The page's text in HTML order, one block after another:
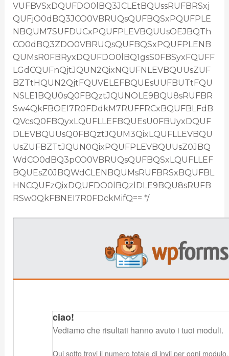
VUFBVSxDQUFDO0lBQ3JCLEtBQUssRUFBRSxj
QUFjO0dBQ3JCO0VBRUQsQUFBQSxPQUFPLE
NBQUM7SUFDUCxPQUFPLEVBQUUsOEJBQTh
CO0dBQ3ZDO0VBRUQsQUFBQSxPQUFPLENB
QUMsR0FBRyxDQUFDO0lBQ1gsS0FBSyxFQUFF
LGdCQUFnQjtJQUN2QixNQUFNLEVBQUUsZUF
BZTtHQUN2QjtFQUVELEFBQUEsUUFBUTtFQU
NSLE1BQU0sQ0FBQztJQUNOLE9BQU8sRUFBR
Sw4QkFBOEI7R0FDdkM7RUFFRCxBQUFBLFdB
QVcsQ0FBQyxLQUFLLEFBQUEsU0FBUyxDQUF
DLEVBQUUsQ0FBQztJQUM3QixLQUFLLEVBQU
UsZUFBZTtJQUN0QixPQUFPLEVBQUUsZ0JBQ
WdCO0dBQ3pCO0VBRUQsQUFBQSxLQUFLLEF
BQUEsZ0JBQWdCLENBQUMsRUFBRSxBQUFBL
HNCQUFzQixDQUFDO0lBQzlDLE9BQU8sRUFB
RSw0QkFBNEI7R0FDckMifQ== */
ciao!
Vediamo che risultati hanno avuto i tuoi moduli.
Qui sotto trovi il numero totale di invii per ogni